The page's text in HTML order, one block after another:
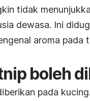
tidak
dewasa. Ini
aroma
boleh
pada